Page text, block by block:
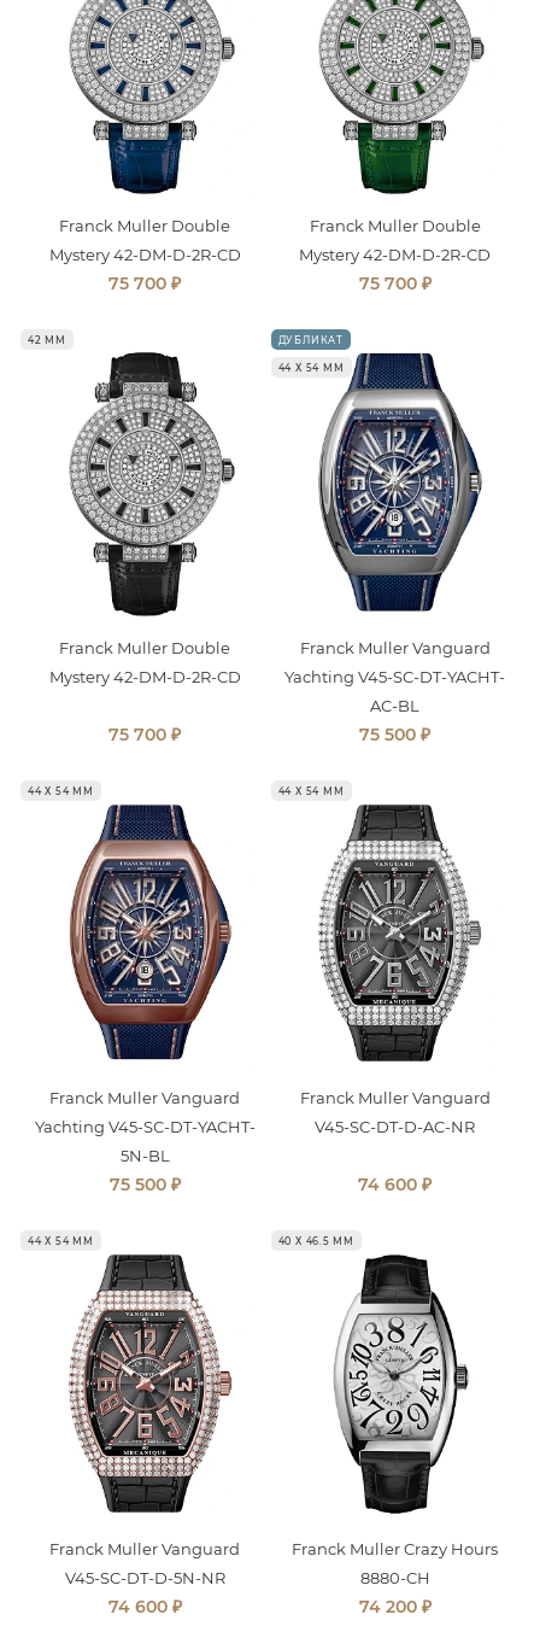
Franck Muller Double
Mystery 42-DM-D-2R-CD
75 700 ₽
Franck Muller Double
Mystery 42-DM-D-2R-CD
75 700 ₽
42 ММ
Franck Muller Double
Mystery 42-DM-D-2R-CD
75 700 ₽
ДУБЛИКАТ
44 Х 54 ММ
Franck Muller Vanguard
Yachting V45-SC-DT-YACHT-
AC-BL
75 500 ₽
44 Х 54 ММ
Franck Muller Vanguard
Yachting V45-SC-DT-YACHT-
5N-BL
75 500 ₽
44 Х 54 ММ
Franck Muller Vanguard
V45-SC-DT-D-AC-NR
74 600 ₽
44 Х 54 ММ
Franck Muller Vanguard
V45-SC-DT-D-5N-NR
74 600 ₽
40 Х 46.5 ММ
Franck Muller Crazy Hours
8880-CH
74 200 ₽